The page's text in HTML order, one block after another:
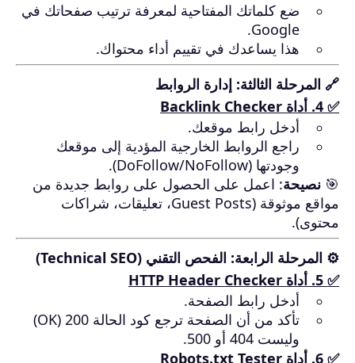
ضع كلماتك المفتاحية لمعرفة ترتيب صفحاتك في
Google.
هذا يساعدك في تقييم أداء محتواك.
🔗 المرحلة الثالثة: إدارة الروابط
✅ 4. أداة
Backlink Checker
أدخل رابط موقعك.
راجع الروابط الخارجية المؤدية إلى موقعك
وجودتها (DoFollow/NoFollow).
🎯 نصيحة: اعمل على الحصول على روابط جديدة من
مواقع موثوقة (Guest Posts، تعليقات، شراكات
محتوى).
⚙️ المرحلة الرابعة: الفحص التقني (Technical SEO)
✅ 5. أداة
HTTP Header Checker
أدخل رابط الصفحة.
تأكد من أن الصفحة ترجع كود الحالة 200 (OK)
وليست 404 أو 500.
✅ 6. أداة
Robots.txt Tester